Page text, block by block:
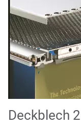
Deckblech